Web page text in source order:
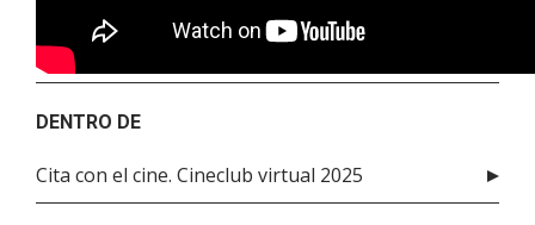
DENTRO DE
Cita con el cine. Cineclub virtual 2025